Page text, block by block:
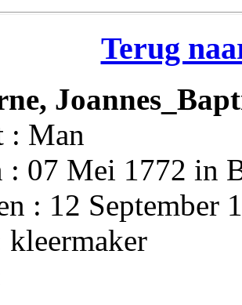
Terug
: Man
: 07 Mei 1772 in
: 12 September
kleermaker